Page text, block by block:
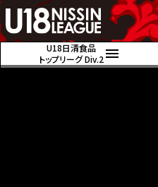
U18日清食品
トップリーグ Div.2